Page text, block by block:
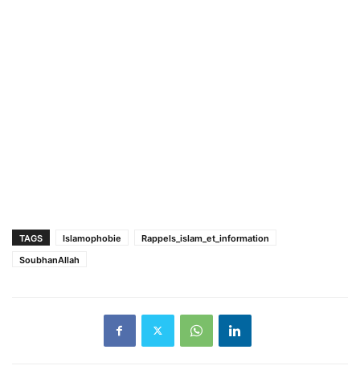
TAGS Islamophobie
Rappels_islam_et_information
SoubhanAllah